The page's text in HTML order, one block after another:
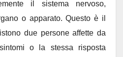
il sistema nervoso,
o apparato. Questo è il
due persone affette da
o la stessa risposta